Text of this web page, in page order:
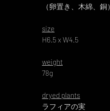
（卵置き、木綿、銅）
size
H6.5 x W4.5
weight
78g
dryed plants
ラフィアの実